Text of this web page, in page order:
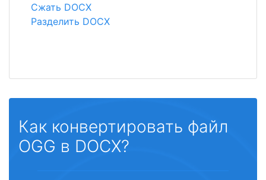
Сжать DOCX
Разделить DOCX
Как конвертировать файл
OGG в DOCX?